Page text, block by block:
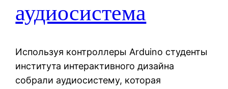
аудиосистема
Используя контроллеры Arduino студенты
института интерактивного дизайна
собрали аудиосистему, которая